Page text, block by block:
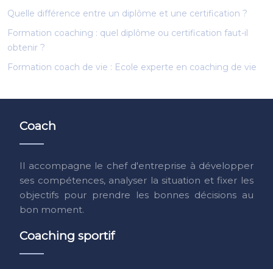
Quelle différence entre un diplôme et une certification ?
Formation coaching : quel diplôme ou certification faut-il
obtenir ?
Formation coach de vie : Ecole experte en coaching de vie
Coach
Il accompagne le chef d'entreprise à développer
ses compétences, analyser la situation et fixer les
objectifs pour prendre les bonnes décisions au
bon moment.
Coaching sportif